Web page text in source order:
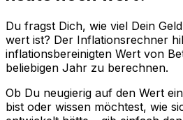
Du fragst Dich, wie viel Dein
wert ist? Der Inflationsrechner
inflationsbereinigten Wert von
beliebigen Jahr zu berechnen.
Ob Du neugierig auf den Wert
bist oder wissen möchtest, wie